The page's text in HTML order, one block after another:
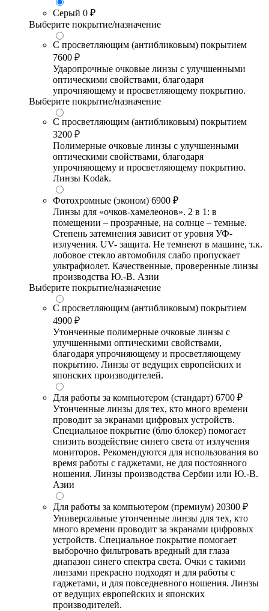
Серый 0 ₽
Выберите покрытие/назначение
С просветляющим (антибликовым) покрытием
7600 ₽
Ударопрочные очковые линзы с улучшенными
оптическими свойствами, благодаря
упрочняющему и просветляющему покрытию.
Выберите покрытие/назначение
С просветляющим (антибликовым) покрытием
3200 ₽
Полимерные очковые линзы с улучшенными
оптическими свойствами, благодаря
упрочняющему и просветляющему покрытию.
Линзы Kodak.
Фотохромные (эконом) 6900 ₽
Линзы для «очков-хамелеонов». 2 в 1: в
помещении – прозрачные, на солнце – темные.
Степень затемнения зависит от уровня УФ-
излучения. UV- защита. Не темнеют в машине, т.к.
лобовое стекло автомобиля слабо пропускает
ультрафиолет. Качественные, проверенные линзы
производства Ю.-В. Азии
Выберите покрытие/назначение
С просветляющим (антибликовым) покрытием
4900 ₽
Утонченные полимерные очковые линзы с
улучшенными оптическими свойствами,
благодаря упрочняющему и просветляющему
покрытию. Линзы от ведущих европейских и
японских производителей.
Для работы за компьютером (стандарт) 6700 ₽
Утонченные линзы для тех, кто много времени
проводит за экранами цифровых устройств.
Специальное покрытие (блю блокер) помогает
снизить воздействие синего света от излучения
мониторов. Рекомендуются для использования во
время работы с гаджетами, не для постоянного
ношения. Линзы производства Сербии или Ю.-В.
Азии
Для работы за компьютером (премиум) 20300 ₽
Универсальные утонченные линзы для тех, кто
много времени проводит за экранами цифровых
устройств. Специальное покрытие помогает
выборочно фильтровать вредный для глаза
диапазон синего спектра света. Очки с такими
линзами прекрасно подходят и для работы с
гаджетами, и для повседневного ношения. Линзы
от ведущих европейских и японских
производителей.